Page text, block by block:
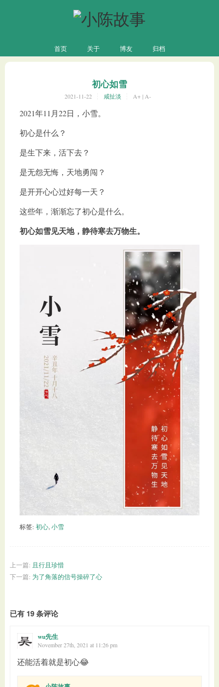
首页 关于 博友 归档
初心如雪
2021-11-22 咸扯淡 A+ |A-
2021年11月22日，小雪。
初心是什么？
是生下来，活下去？
是无怨无悔，天地勇闯？
是开开心心过好每一天？
这些年，渐渐忘了初心是什么。
初心如雪见天地，静待寒去万物生。
标签: 初心,小雪
上一篇: 且行且珍惜
下一篇: 为了角落的信号操碎了心
已有 19 条评论
wu先生
November 27th, 2021 at 11:26 pm
还能活着就是初心😂